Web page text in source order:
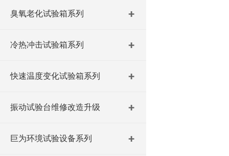
臭氧老化试验箱系列
冷热冲击试验箱系列
快速温度变化试验箱系列
振动试验台维修改造升级
巨为环境试验设备系列